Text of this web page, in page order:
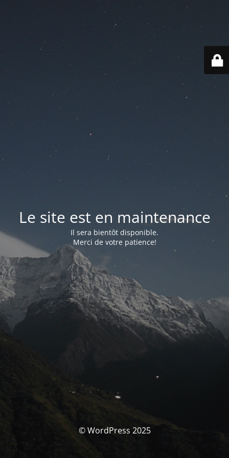
Le site est en maintenance
Il sera bientôt disponible.
Merci de votre patience!
© WordPress 2025